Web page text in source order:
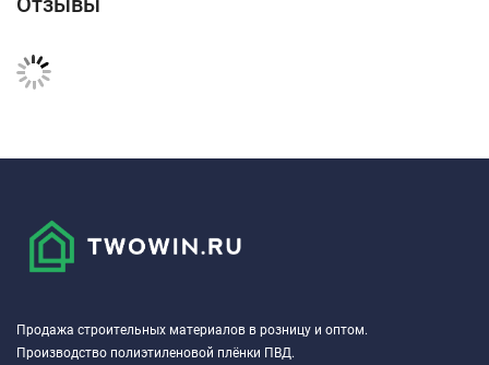
Продажа строительных материалов в розницу и оптом.
Производство полиэтиленовой плёнки ПВД.